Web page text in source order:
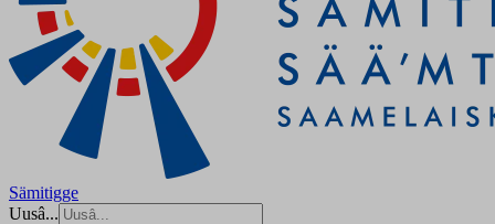
Sämitigge
Uusâ...